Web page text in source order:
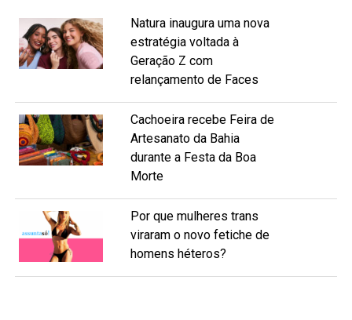
Natura inaugura uma nova
estratégia voltada à
Geração Z com
relançamento de Faces
Cachoeira recebe Feira de
Artesanato da Bahia
durante a Festa da Boa
Morte
Por que mulheres trans
viraram o novo fetiche de
homens héteros?